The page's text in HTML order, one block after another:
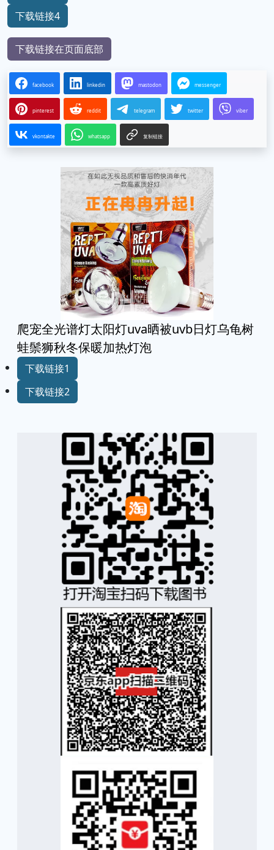
下载链接4
下载链接在页面底部
facebook linkedin mastodon messenger
pinterest reddit telegram twitter viber
vkontakte whatsapp 复制链接
爬宠全光谱灯太阳灯uva晒被uvb日灯乌龟树
蛙鬃狮秋冬保暖加热灯泡
下载链接1
下载链接2